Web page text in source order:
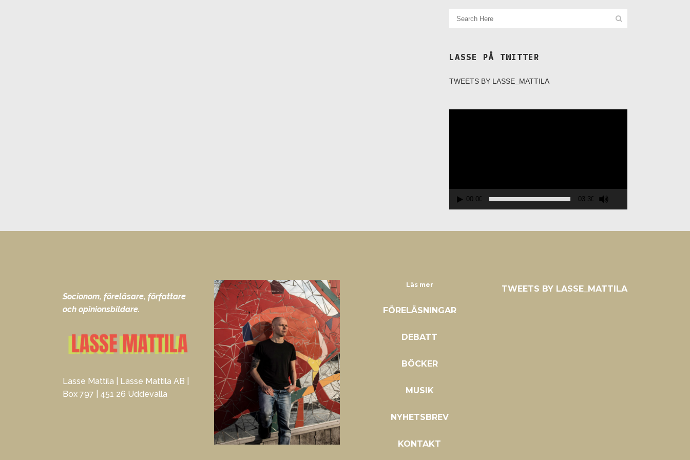
LASSE PÅ TWITTER
TWEETS BY LASSE_MATTILA
00:00 03:30
Socionom, föreläsare, författare
och opinionsbildare.
Lasse Mattila | Lasse Mattila AB |
Box 797 | 451 26 Uddevalla
Läs mer
FÖRELÄSNINGAR
DEBATT
BÖCKER
MUSIK
NYHETSBREV
KONTAKT
TWEETS BY LASSE_MATTILA